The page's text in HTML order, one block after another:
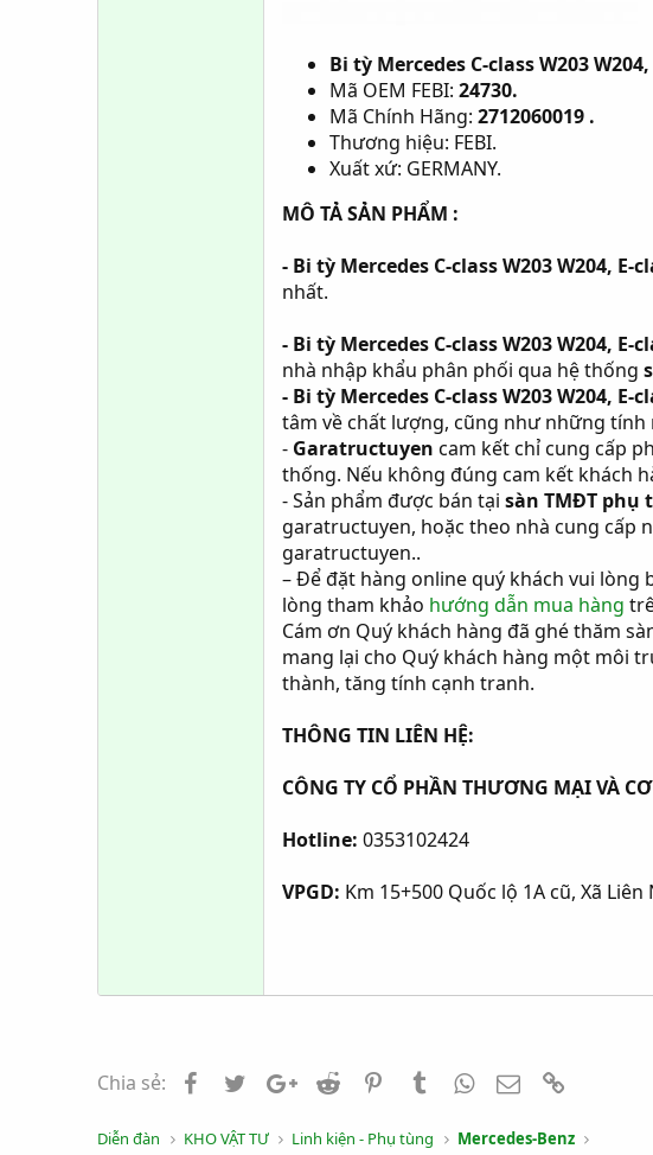
Bi tỳ Mercedes C-class W203 W204,
Mã OEM FEBI: 24730.
Mã Chính Hãng: 2712060019 .
Thương hiệu: FEBI.
Xuất xứ: GERMANY.
MÔ TẢ SẢN PHẨM :
- Bi tỳ Mercedes C-class W203 W204, E-
nhất.
- Bi tỳ Mercedes C-class W203 W204, E-
nhà nhập khẩu phân phối qua hệ thống
- Bi tỳ Mercedes C-class W203 W204, E-
tâm về chất lượng, cũng như những tính
- Garatructuyen cam kết chỉ cung cấp
thống. Nếu không đúng cam kết khách
- Sản phẩm được bán tại sàn TMĐT phụ
garatructuyen, hoặc theo nhà cung cấp
garatructuyen..
– Để đặt hàng online quý khách vui lòng
lòng tham khảo hướng dẫn mua hàng
Cám ơn Quý khách hàng đã ghé thăm
mang lại cho Quý khách hàng một môi
thành, tăng tính cạnh tranh.
THÔNG TIN LIÊN HỆ:
CÔNG TY CỔ PHẦN THƯƠNG MẠI VÀ
Hotline: 0353102424
VPGD: Km 15+500 Quốc lộ 1A cũ, Xã
Chia sẻ: FacebookTwitterGoogle+
Reddit PinterestTumblrWhatsApp
Email
Diễn đàn KHO VẬT TƯ Linh kiện - Phụ tùng Mercedes-Benz